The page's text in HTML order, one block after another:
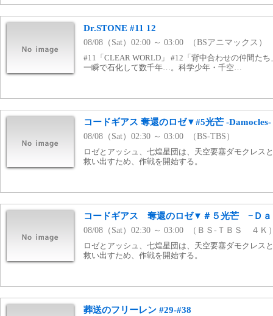
Dr.STONE #11 12
08/08（Sat）02:00 ～ 03:00 （BSアニマックス）
#11「CLEAR WORLD」 #12「背中合わせの仲間た
一瞬で石化して数千年…。科学少年・千空…
コードギアス 奪還のロゼ▼#5光芒 -Damocles-
08/08（Sat）02:30 ～ 03:00 （BS-TBS）
ロゼとアッシュ、七煌星団は、天空要塞ダモクレス
救い出すため、作戦を開始する。
コードギアス 奪還のロゼ▼＃５光芒 −Ｄａ
08/08（Sat）02:30 ～ 03:00 （ＢＳ-ＴＢＳ ４Ｋ
ロゼとアッシュ、七煌星団は、天空要塞ダモクレス
救い出すため、作戦を開始する。
葬送のフリーレン #29-#38